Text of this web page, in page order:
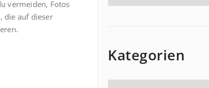
vermeiden, Fotos
die auf dieser
Kategorien